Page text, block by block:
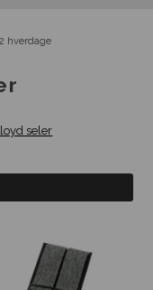
hverdage
seler